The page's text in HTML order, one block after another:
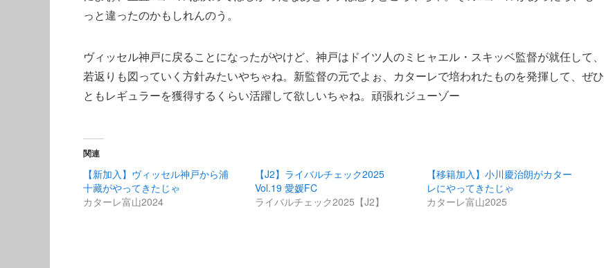
っと違ったのかもしれんのう。
ヴィッセル神戸に戻ることになったがやけど、神戸はドイツ人のミヒャエル・スキッベ監督が就任して、
若返りも図っていく方針みたいやちゃね。新監督の元でよぉ、カターレで培われたものを発揮して、ぜひ
ともレギュラーを獲得するくらい活躍して欲しいちゃね。頑張れジューゾー
関連
【新加入】ヴィッセル神戸から浦
十藏がやってきたじゃ
カターレ富山2024
【J2】ライバルチェック2025
Vol.19 愛媛FC
ライバルチェック2025【J2】
【移籍加入】小川慶治朗がカター
レにやってきたじゃ
カターレ富山2025